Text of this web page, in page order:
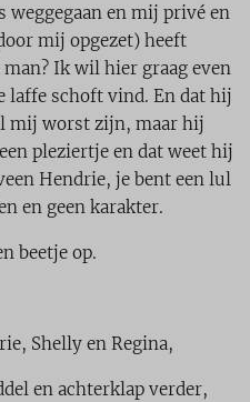
en mij privé en
mij opgezet) heeft
Ik wil hier graag even
laffe schoft vind. En dat hij
mij worst zijn, maar hij
pleziertje en dat weet hij
Hendrie, je bent een lul
en geen karakter.
beetje op.
Shelly en Regina,
en achterklap verder,